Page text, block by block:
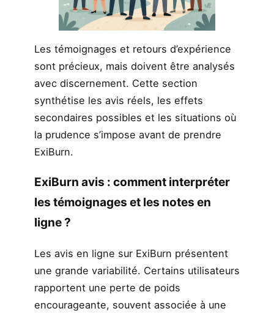
Les témoignages et retours d’expérience
sont précieux, mais doivent être analysés
avec discernement. Cette section
synthétise les avis réels, les effets
secondaires possibles et les situations où
la prudence s’impose avant de prendre
ExiBurn.
ExiBurn avis : comment interpréter
les témoignages et les notes en
ligne ?
Les avis en ligne sur ExiBurn présentent
une grande variabilité. Certains utilisateurs
rapportent une perte de poids
encourageante, souvent associée à une